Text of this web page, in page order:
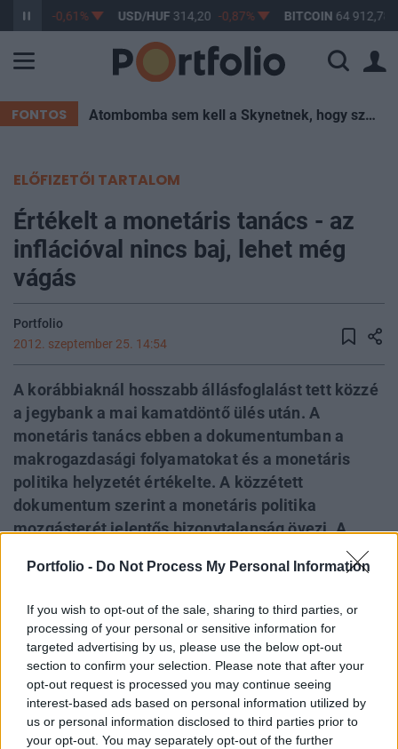
Portfolio - Do Not Process My Personal Information
If you wish to opt-out of the sale, sharing to third parties, or
processing of your personal or sensitive information for
targeted advertising by us, please use the below opt-out
section to confirm your selection. Please note that after your
opt-out request is processed you may continue seeing
interest-based ads based on personal information utilized by
us or personal information disclosed to third parties prior to
your opt-out. You may separately opt-out of the further
363,17 -0,61% USD/HUF314,20 -0,87% BITCOIN64 912,78
FONTOS Atombomba sem kell a Skynetnek, hogy szétégessen minket – elég egy hőkupola
ELŐFIZETŐI TARTALOM
Értékelt a monetáris tanács - az
inflációval nincs baj, lehet még
vágás
Portfolio
2012. szeptember 25. 14:54
A korábbiaknál hosszabb állásfoglalást tett közzé
a jegybank a mai kamatdöntő ülés után. A
monetáris tanács ebben a dokumentumban a
makrogazdasági folyamatokat és a monetáris
politika helyzetét értékelte. A közzétett
dokumentum szerint a monetáris politika
mozgásterét jelentős bizonytalanság övezi. A
inflációs folyamatok várható alakulása, a
megítélés befolyásolja. A dokumentum a tanács
többségének véleményére hivatkozva közli, a
költségsokkok közvetlen hatásának lecsengése
után az inflációs cél teljesülni fog. A jövőbeli
kilátásokról szólva az állásfoglalásban az
szerepel, hogy "további kamatcsökkentésre akkor